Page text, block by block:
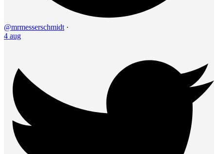
@mrmesserschmidt ·
4 aug